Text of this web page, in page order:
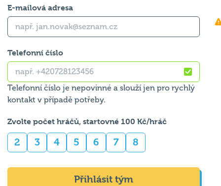
E-mailová adresa
Telefonní číslo
Telefonní číslo je nepovinné a slouží jen pro rychlý
kontakt v případě potřeby.
Zvolte počet hráčů, startovné 100 Kč/hráč
2 3 4 5 6 7 8
Přihlásit tým